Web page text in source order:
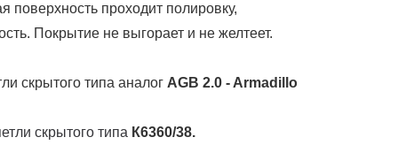
проходит полировку,
Покрытие не выгорает и не желтеет.
скрытого типа аналог AGB 2.0 - Armadillo
скрытого типа К6360/38.